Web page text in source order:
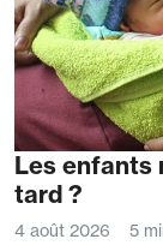
Les enfants
tard ?
4 août 2026 5